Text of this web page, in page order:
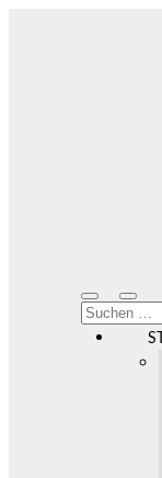
Mobile-
Menü
ein-/
ein-/
Suchen
nach: